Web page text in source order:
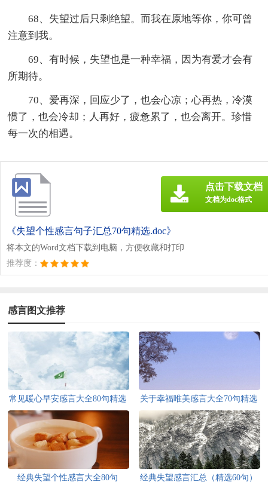
68、失望过后只剩绝望。而我在原地等你，你可曾
注意到我。
69、有时候，失望也是一种幸福，因为有爱才会有
所期待。
70、爱再深，回应少了，也会心凉；心再热，冷漠
惯了，也会冷却；人再好，疲惫累了，也会离开。珍惜
每一次的相遇。
《失望个性感言句子汇总70句精选.doc》
将本文的Word文档下载到电脑，方便收藏和打印
推荐度：
点击下载文档
文档为doc格式
感言图文推荐
常见暖心早安感言大全80句精选 关于幸福唯美感言大全70句精选
经典失望个性感言大全80句 经典失望感言汇总（精选60句）